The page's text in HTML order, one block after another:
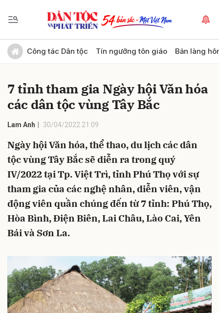
Công tác Dân tộc Tín ngưỡng tôn giáo Bản làng
7 tỉnh tham gia Ngày hội Văn hóa
các dân tộc vùng Tây Bắc
Lam Anh 30/04/2022 21:09
Ngày hội Văn hóa, thể thao, du lịch các dân
tộc vùng Tây Bắc sẽ diễn ra trong quý
IV/2022 tại Tp. Việt Trì, tỉnh Phú Thọ với sự
tham gia của các nghệ nhân, diễn viên, vận
động viên quần chúng đến từ 7 tỉnh: Phú Thọ,
Hòa Bình, Điện Biên, Lai Châu, Lào Cai, Yên
Bái và Sơn La.
Gửi bình luận
Hủy Gửi